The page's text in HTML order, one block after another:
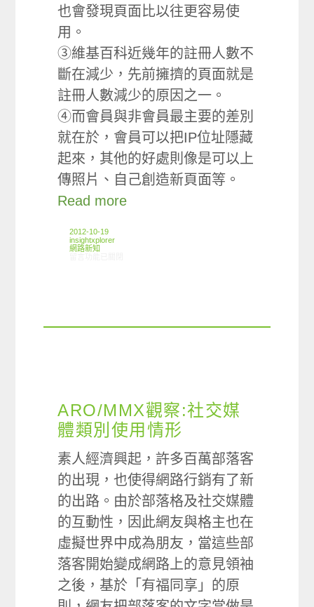
也會發現頁面比以往更容易使
用。
③維基百科近幾年的註冊人數不
斷在減少，先前擁擠的頁面就是
註冊人數減少的原因之一。
④而會員與非會員最主要的差別
就在於，會員可以把IP位址隱藏
起來，其他的好處則像是可以上
傳照片、自己創造新頁面等。
Read more
2012-10-19
insightxplorer
網路新知
ARO/MMX觀察:社交媒
體類別使用情形
素人經濟興起，許多百萬部落客
的出現，也使得網路行銷有了新
的出路。由於部落格及社交媒體
的互動性，因此網友與格主也在
虛擬世界中成為朋友，當這些部
落客開始變成網路上的意見領袖
之後，基於「有福同享」的原